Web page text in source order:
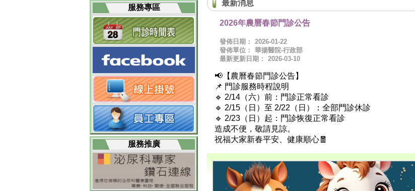
服務專區
服務推廣
最新消息
2026年農曆春節門診公告
發佈日期：
2026-01-22
發佈單位：
華揚醫院-行政部
最新更新日期：
2026-03-10
📢【農曆春節門診公告】
📌 門診服務時程說明
🔹 2/14（六）前：門診正常看診
🔹 2/15（日）至 2/22（日）：全部門診休診
🔹 2/23（日）起：門診恢復正常看診
造成不便，敬請見諒。
祝福大家新春平安、健康順心🧧